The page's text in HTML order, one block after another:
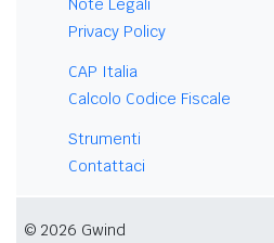
Note Legali
Privacy Policy
CAP Italia
Calcolo Codice Fiscale
Strumenti
Contattaci
© 2026 Gwind